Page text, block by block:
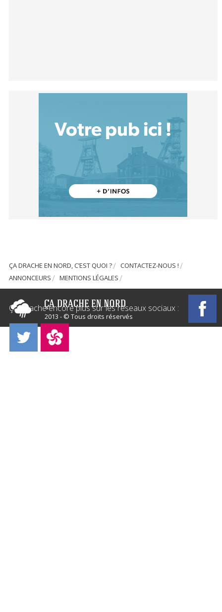
ÇA DRACHE EN NORD, C’EST QUOI ?
CONTACTEZ-NOUS !
ANNONCEURS
MENTIONS LÉGALES
2013 - © Tous droits réservés
Ça Drache encore plus sur les réseaux sociaux :